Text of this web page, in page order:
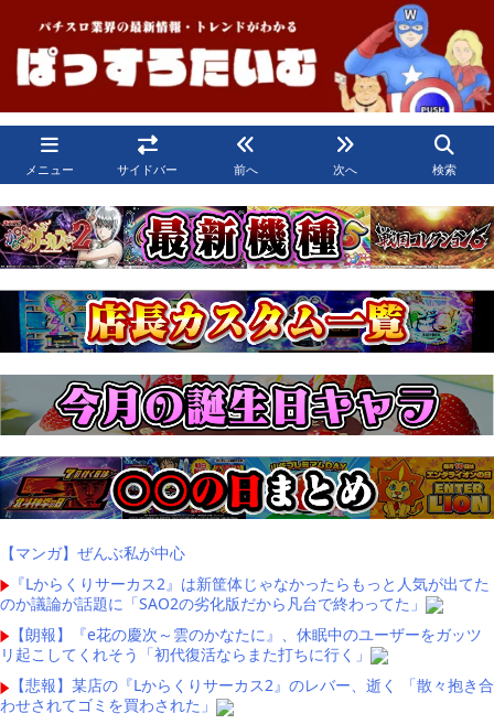
メニュー サイドバー 前へ 次へ 検索
【マンガ】ぜんぶ私が中心
『Lからくりサーカス2』は新筐体じゃなかったらもっと人気が出てた
のか議論が話題に「SAO2の劣化版だから凡台で終わってた」
【朗報】『e花の慶次～雲のかなたに』、休眠中のユーザーをガッツ
リ起こしてくれそう「初代復活ならまた打ちに行く」
【悲報】某店の『Lからくりサーカス2』のレバー、逝く 「散々抱き合
わせされてゴミを買わされた」